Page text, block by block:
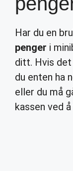
Har du en
penger i
ditt. Hvis
du enten ha
eller du må
kassen ved